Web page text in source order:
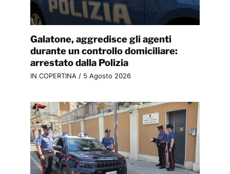
Galatone, aggredisce gli agenti
durante un controllo domiciliare:
arrestato dalla Polizia
IN COPERTINA/ 5 Agosto 2026